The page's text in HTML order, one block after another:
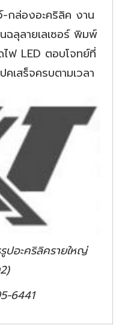
กล่องอะคริลิค งาน
ฉลุลายเลเซอร์ พิมพ์
ฟ LED ตอบโจทย์ที่
เสร็จครบตามเวลา
ปอะคริลิครายใหญ่
6441